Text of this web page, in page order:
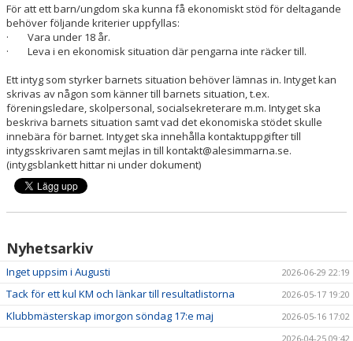
För att ett barn/ungdom ska kunna få ekonomiskt stöd för deltagande
behöver följande kriterier uppfyllas:
· Vara under 18 år.
· Leva i en ekonomisk situation där pengarna inte räcker till.
Ett intyg som styrker barnets situation behöver lämnas in. Intyget kan
skrivas av någon som känner till barnets situation, t.ex.
föreningsledare, skolpersonal, socialsekreterare m.m. Intyget ska
beskriva barnets situation samt vad det ekonomiska stödet skulle
innebära för barnet. Intyget ska innehålla kontaktuppgifter till
intygsskrivaren samt mejlas in till kontakt@alesimmarna.se.
(intygsblankett hittar ni under dokument)
Nyhetsarkiv
Inget uppsim i Augusti 2026-06-29 22:19
Tack för ett kul KM och länkar till resultatlistorna 2026-05-17 19:20
Klubbmästerskap imorgon söndag 17:e maj
2026-05-16 17:02
2026-04-25 09:42